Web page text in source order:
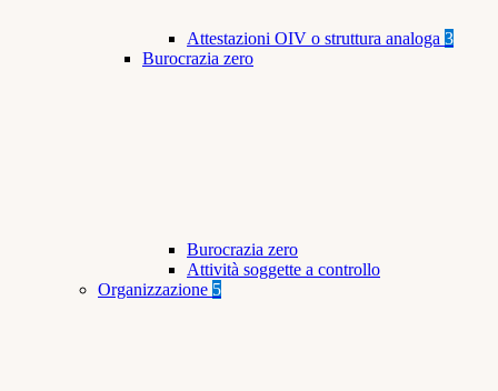
Attestazioni OIV o struttura analoga 3
Burocrazia zero
Burocrazia zero
Attività soggette a controllo
Organizzazione 5